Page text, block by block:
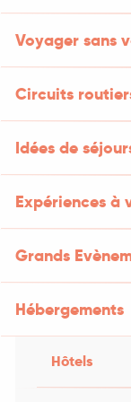
Voyager sans
Circuits
Idées de
Expériences à
Grands
Hébergements
Hôtels
votre